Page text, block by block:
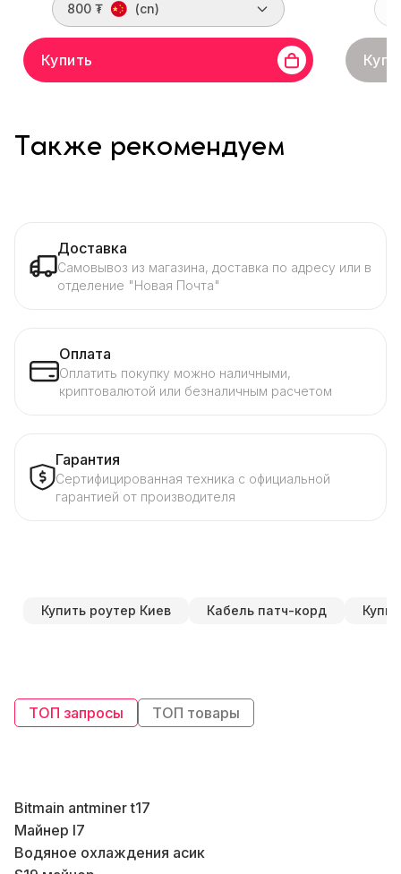
800 ₮ (cn)
Купить
Также рекомендуем
Доставка
Самовывоз из магазина, доставка по адресу или в
отделение "Новая Почта"
Оплата
Оплатить покупку можно наличными,
криптовалютой или безналичным расчетом
Гарантия
Сертифицированная техника с официальной
гарантией от производителя
Купить роутер Киев Кабель патч-корд
ТОП запросы ТОП товары
Bitmain antminer t17
Майнер l7
Водяное охлаждения асик